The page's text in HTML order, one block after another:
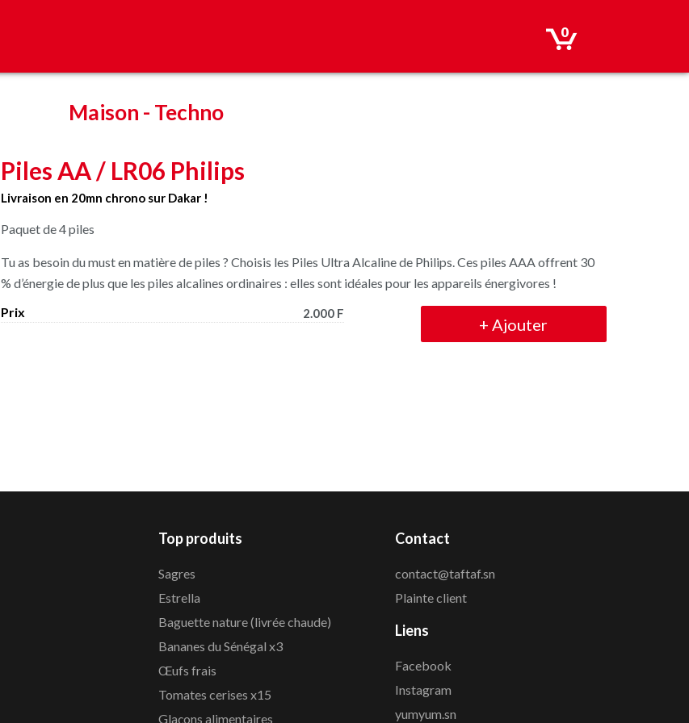
0
Maison - Techno
Piles AA / LR06 Philips
Livraison en 20mn chrono sur Dakar !
Paquet de 4 piles
Tu as besoin du must en matière de piles ? Choisis les Piles Ultra Alcaline de Philips. Ces piles AAA offrent 30
% d’énergie de plus que les piles alcalines ordinaires : elles sont idéales pour les appareils énergivores !
Prix
2.000 F
+ Ajouter
Top produits
Sagres
Estrella
Baguette nature (livrée chaude)
Bananes du Sénégal x3
Œufs frais
Tomates cerises x15
Glaçons alimentaires
Contact
contact@taftaf.sn
Plainte client
Liens
Facebook
Instagram
yumyum.sn